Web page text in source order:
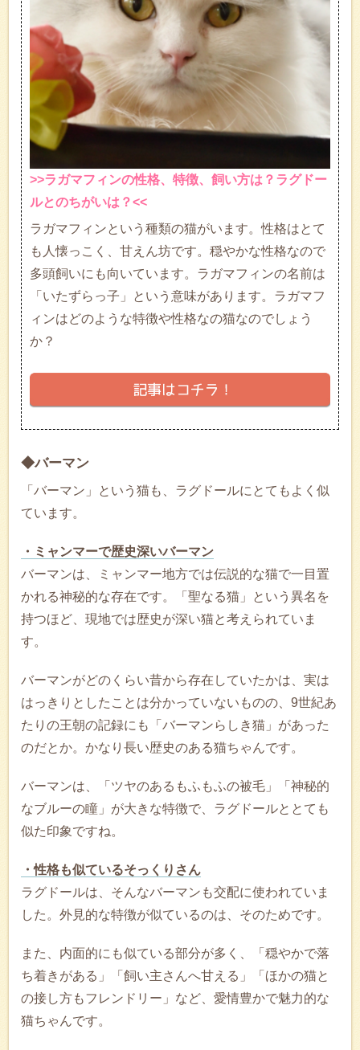
>>ラガマフィンの性格、特徴、飼い方は？ラグドー
ルとのちがいは？<<
ラガマフィンという種類の猫がいます。性格はとて
も人懐っこく、甘えん坊です。穏やかな性格なので
多頭飼いにも向いています。ラガマフィンの名前は
「いたずらっ子」という意味があります。ラガマフ
ィンはどのような特徴や性格なの猫なのでしょう
か？
◆バーマン
「バーマン」という猫も、ラグドールにとてもよく似
ています。
・ミャンマーで歴史深いバーマン
バーマンは、ミャンマー地方では伝説的な猫で一目置
かれる神秘的な存在です。「聖なる猫」という異名を
持つほど、現地では歴史が深い猫と考えられていま
す。
バーマンがどのくらい昔から存在していたかは、実は
はっきりとしたことは分かっていないものの、9世紀あ
たりの王朝の記録にも「バーマンらしき猫」があった
のだとか。かなり長い歴史のある猫ちゃんです。
バーマンは、「ツヤのあるもふもふの被毛」「神秘的
なブルーの瞳」が大きな特徴で、ラグドールととても
似た印象ですね。
・性格も似ているそっくりさん
ラグドールは、そんなバーマンも交配に使われていま
した。外見的な特徴が似ているのは、そのためです。
また、内面的にも似ている部分が多く、「穏やかで落
ち着きがある」「飼い主さんへ甘える」「ほかの猫と
の接し方もフレンドリー」など、愛情豊かで魅力的な
猫ちゃんです。